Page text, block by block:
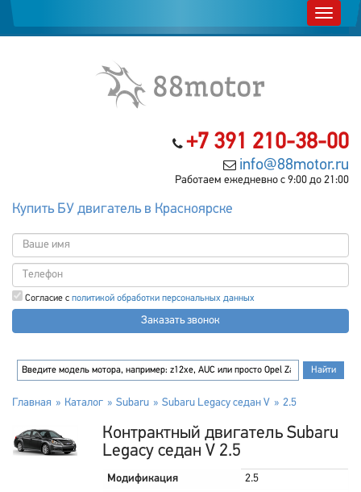
+7 391 210-38-00
info@88motor.ru
Работаем ежедневно с 9:00 до 21:00
Купить БУ двигатель в Красноярске
Согласие с политикой обработки персональных данных
Заказать звонок
Главная Каталог Subaru Subaru Legacy седан V 2.5
Контрактный двигатель Subaru
Legacy седан V 2.5
Модификация
2.5